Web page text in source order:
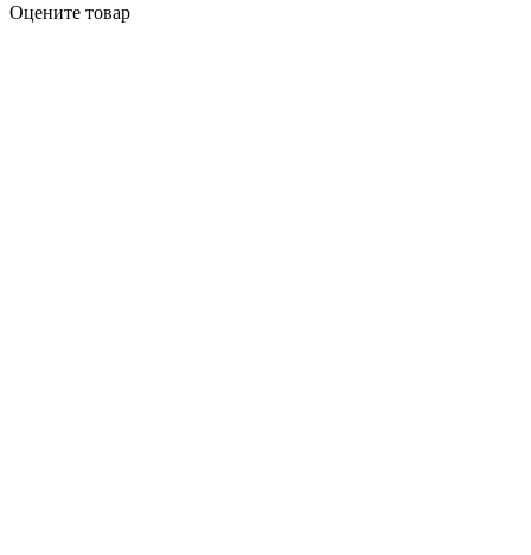
Оцените товар